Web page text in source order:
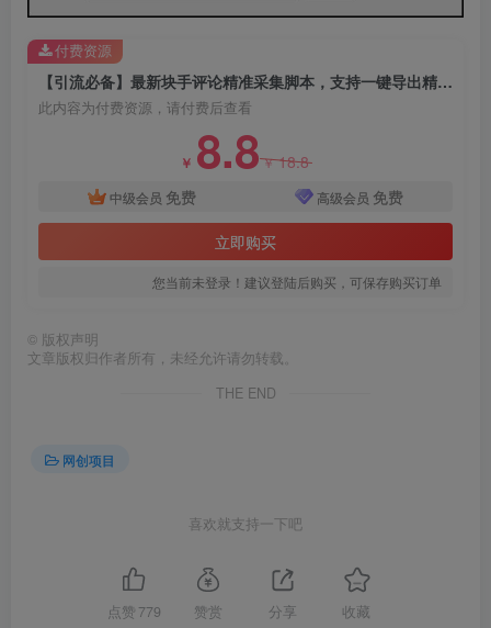
【引流必备】最新块手评论精准采集脚本，支持一键导出精准获客必备神器【永久脚本+使用教程】
此内容为付费资源，请付费后查看
￥ 8.8￥18.8
中级会员 免费 高级会员 免费
立即购买
您当前未登录！建议登陆后购买，可保存购买订单
付费资源
© 版权声明
文章版权归作者所有，未经允许请勿转载。
THE END
网创项目
喜欢就支持一下吧
点赞 779 赞赏 分享 收藏